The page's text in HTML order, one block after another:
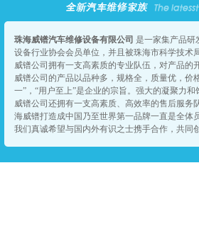
珠海威镨汽车维修设备有限公司 是一家集产品研
设备行业协会会员单位，并且被珠海市科学技术
威镨公司拥有一支高素质的专业队伍，对产品的
威镨公司的产品以品种多，规格全，质量优，
一”，“用户至上”是企业的宗旨。强大的凝聚力和
威镨公司还拥有一支高素质、高效率的售后服
海威镨打造成中国乃至世界第一品牌一直是全体
我们真诚希望与国内外有识之士携手合作，共同